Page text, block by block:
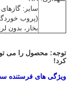
سایر: گازهای
(پروب خوردگی
بخار، بدون
توجه: محصول را می
کرد!
ویژگی های فرستنده